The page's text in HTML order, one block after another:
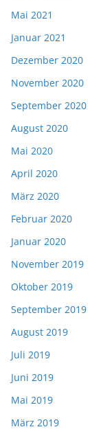
Mai 2021
Januar 2021
Dezember 2020
November 2020
September 2020
August 2020
Mai 2020
April 2020
März 2020
Februar 2020
Januar 2020
November 2019
Oktober 2019
September 2019
August 2019
Juli 2019
Juni 2019
Mai 2019
März 2019